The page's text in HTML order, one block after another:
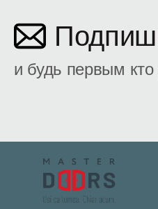
и будь первым